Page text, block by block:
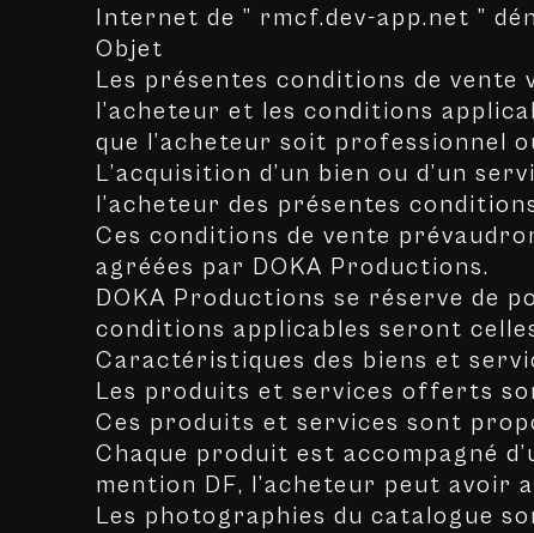
Internet de ” rmcf.dev-app.net ”
Objet
Les présentes conditions de
l’acheteur et les conditions
que l’acheteur soit professionnel
L’acquisition d’un bien ou d’un
l’acheteur des présentes
Ces conditions de vente
agréées par DOKA Productions.
DOKA Productions se réserve de
conditions applicables seront
Caractéristiques des biens et
Les produits et services offerts
Ces produits et services sont
Chaque produit est accompagné
mention DF, l’acheteur peut avoir
Les photographies du catalogue